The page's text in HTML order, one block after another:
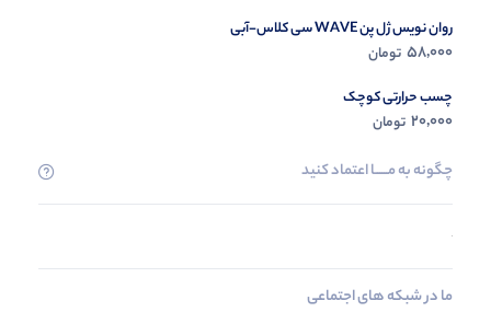
روان نویس ژل پن WAVE سی کلاس-آبی
58,000 تومان
چسب حرارتی کوچک
20,000 تومان
چگونه به مــــــا اعتماد کنید
ما در شبکه های اجتماعی